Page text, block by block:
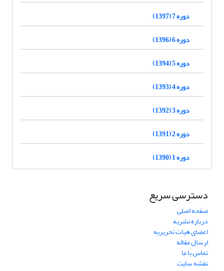
دوره 7 (1397)
دوره 6 (1396)
دوره 5 (1394)
دوره 4 (1393)
دوره 3 (1392)
دوره 2 (1391)
دوره 1 (1390)
دسترسی سریع
صفحه اصلی
درباره نشریه
اعضای هیات تحریریه
ارسال مقاله
تماس با ما
نقشه سایت